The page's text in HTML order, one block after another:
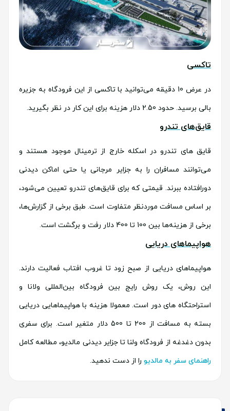
تاکسی
در عرض 10 دقیقه می‌توانید با تاکسی از این فرودگاه به جزیره
بالی برسید. حدود 2.50 دلار هزینه برای این کار در نظر بگیرید.
قایق‌های تندرو
قایق های تندرو در اسکله خارج از ترمینال موجود هستند و
می‌توانند مسافران را به جزایر مرجانی یا حتی اماکن دیدنی
دورافتاده ببرند. قیمتی که برای قایق‌های تندرو تعیین می‌شود،
بر اساس مسافت موردنظر متفاوت است. طبق برخی از گزارش‌ها،
برخی از هزینه‌ها بین 100 تا 400 دلار رفت و برگشت است.
هواپیماهای دریایی
هواپیماهای دریایی از صبح زود تا غروب افتاب فعالیت دارند.
این روش، یک روش رایج بین فرودگاه بین‌المللی ولانا و
استراحتگاه های دور است. معمولا هزینه با هواپیماهایی دریایی
بسته به مسافت از 200 تا 500 دلار متغیر است. برای سفری
بدون دغدغه از فرودگاه ولنا تا جزایر دیدنی مالدیو، مطالعه کامل
راهنمای سفر به مالدیو را از دست ندهید.